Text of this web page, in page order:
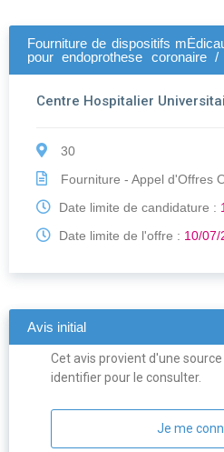
Fourniture de dispositifs
pour endoprothese coronaire
Centre Hospitalier
30
Fourniture - Appel d'Offres
Date limite de candidature :
Date limite de l'offre : 10/07/
Avis initial
Cet avis provient d'une
identifier pour le consulter.
Je me